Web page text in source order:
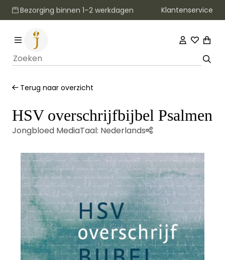
Bezorging binnen 1–2 werkdagen Klantenservice
Terug naar overzicht
HSV overschrijfbijbel Psalmen
Jongbloed MediaTaal: Nederlands